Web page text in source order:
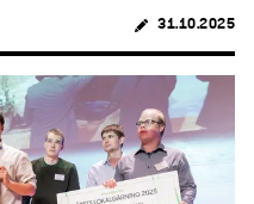
31.10.2025